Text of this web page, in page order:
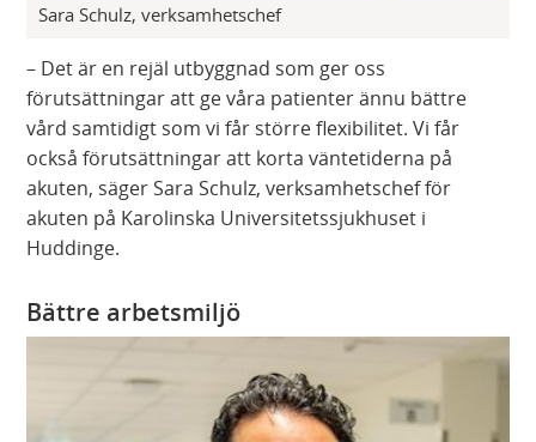
Sara Schulz, verksamhetschef
– Det är en rejäl utbyggnad som ger oss
förutsättningar att ge våra patienter ännu bättre
vård samtidigt som vi får större flexibilitet. Vi får
också förutsättningar att korta väntetiderna på
akuten, säger Sara Schulz, verksamhetschef för
akuten på Karolinska Universitetssjukhuset i
Huddinge.
Bättre arbetsmiljö